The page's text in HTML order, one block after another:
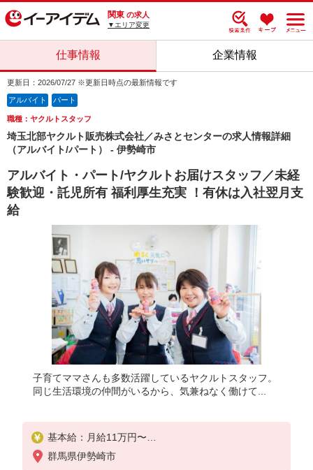
関東 の求人
▼エリア変更
仕事情報 企業情報
更新日：2026/07/27 ※更新日時点の最新情報です
アルバイト パート
職種：ヤクルトスタッフ
埼玉北部ヤクルト販売株式会社／みさとセンターの求人情報詳細
（アルバイト/パート） - 伊勢崎市
アルバイト・パート/ヤクルトお届けスタッフ／未経
験歓迎・託児所有 福利厚生充実 ！有休は入社翌月支
給
子育てママさんも多数活躍しているヤクルトスタッフ。
同じ生活環境の仲間がいるから、気兼ねなく働けて...
基本給：月給11万円〜
固定残業代なし
賞与あり
群馬県伊勢崎市